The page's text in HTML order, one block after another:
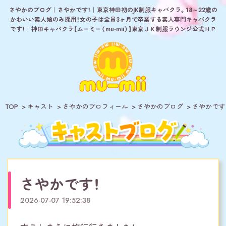
さやかのブログ｜さやかです！｜東京神田初のJK制服キャバクラ。18～22歳の
かわいい素人娘のみ採用！女の子は全員3ヶ月で卒業する素人専門キャバクラ
です！｜神田キャバクラ【ムーミー（mu-mii）】東京ＪＫ制服ラウンジ公式ＨＰ
TOP キャスト さやかのプロフィール さやかのブログ さやかです
さやかです！
2026-07-07 19:52:38